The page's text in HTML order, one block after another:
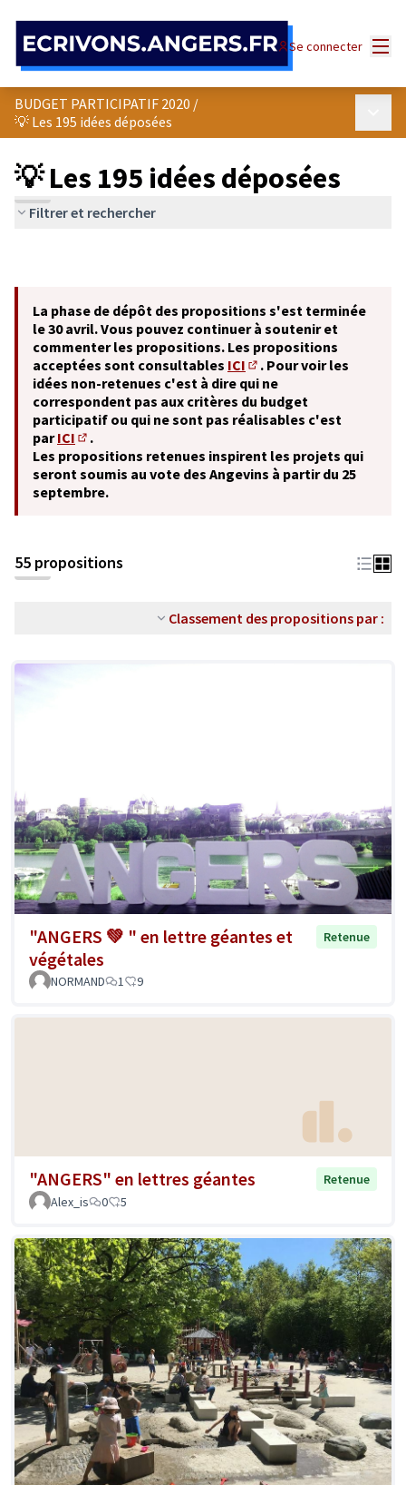
Se connecter
BUDGET PARTICIPATIF 2020 /
💡 Les 195 idées déposées
💡 Les 195 idées déposées
Filtrer et rechercher
La phase de dépôt des propositions s'est terminée
le 30 avril. Vous pouvez continuer à soutenir et
commenter les propositions. Les propositions
acceptées sont consultables ICI
(S'ouvre dans un nouvel
. Pour voir les
idées non-retenues c'est à dire qui ne
correspondent pas aux critères du budget
participatif ou qui ne sont pas réalisables c'est
parICI
(S'ouvre dans un nouvel onglet)
.
Les propositions retenues inspirent les projets qui
seront soumis au vote des Angevins à partir du 25
septembre.
55 propositions
Classement des propositions par :
"ANGERS 💚 " en lettre géantes et
végétales
Retenue
NORMAND 1 9
"ANGERS" en lettres géantes
Retenue
Alex_is
0 5